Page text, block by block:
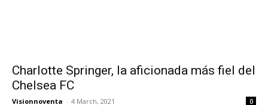
Charlotte Springer, la aficionada más fiel del
Chelsea FC
Visionnoventa - 4 March, 2021 0